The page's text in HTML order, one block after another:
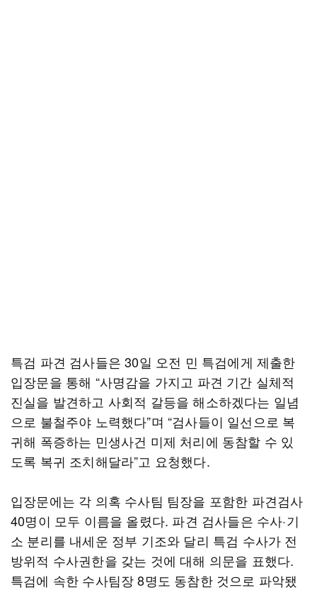
특검 파견 검사들은 30일 오전 민 특검에게 제출한
입장문을 통해 “사명감을 가지고 파견 기간 실체적
진실을 발견하고 사회적 갈등을 해소하겠다는 일념
으로 불철주야 노력했다”며 “검사들이 일선으로 복
귀해 폭증하는 민생사건 미제 처리에 동참할 수 있
도록 복귀 조치해달라”고 요청했다.
입장문에는 각 의혹 수사팀 팀장을 포함한 파견검사
40명이 모두 이름을 올렸다. 파견 검사들은 수사·기
소 분리를 내세운 정부 기조와 달리 특검 수사가 전
방위적 수사권한을 갖는 것에 대해 의문을 표했다.
특검에 속한 수사팀장 8명도 동참한 것으로 파악됐